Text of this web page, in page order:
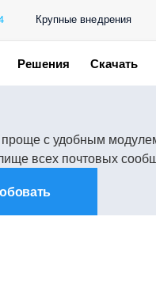
Крупные внедрения
Решения Скачать
с удобным
всех почтовых